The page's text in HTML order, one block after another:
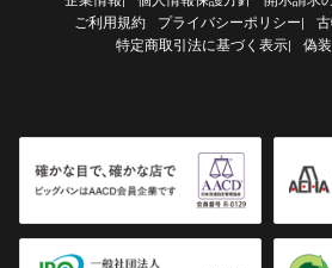
ご利用規約 プライバシーポリシー|
特定商取引法に基づく表示| 偽